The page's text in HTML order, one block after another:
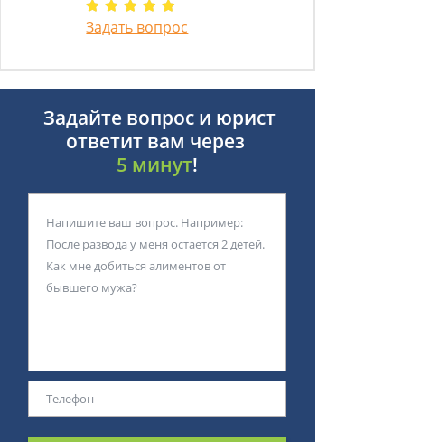
Задать вопрос
Задайте вопрос и юрист
ответит вам через
5 минут!